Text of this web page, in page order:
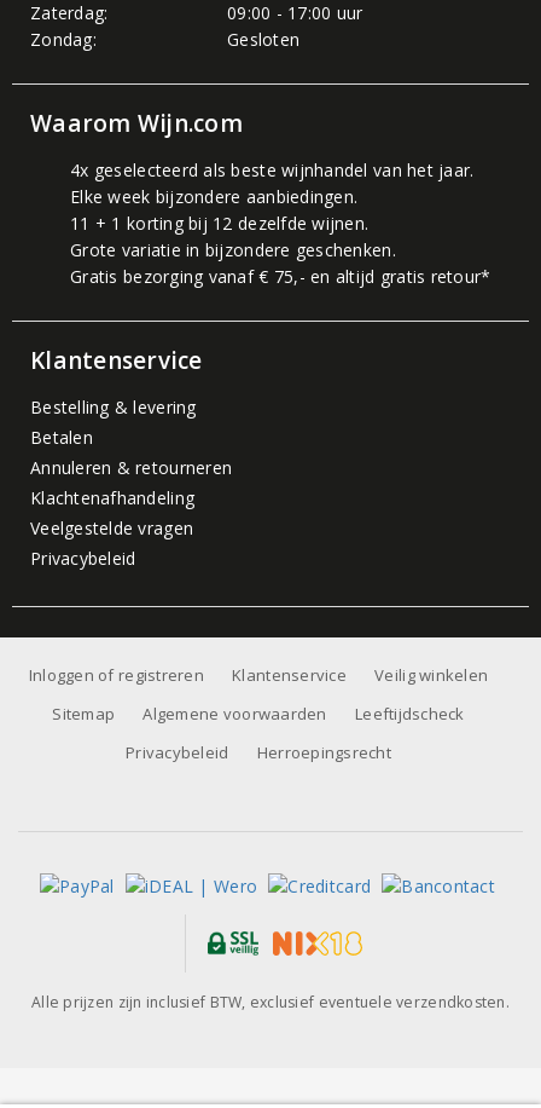
Zaterdag:
09:00 - 17:00 uur
Zondag:
Gesloten
Waarom Wijn.com
4x geselecteerd als beste wijnhandel van het jaar.
Elke week bijzondere aanbiedingen.
11 + 1 korting bij 12 dezelfde wijnen.
Grote variatie in bijzondere geschenken.
Gratis bezorging vanaf € 75,- en altijd gratis retour*
Klantenservice
Bestelling & levering
Betalen
Annuleren & retourneren
Klachtenafhandeling
Veelgestelde vragen
Privacybeleid
Inloggen of registreren Klantenservice
Veilig winkelen
Sitemap
Algemene voorwaarden
Leeftijdscheck
Privacybeleid
Herroepingsrecht
Alle prijzen zijn inclusief BTW, exclusief eventuele verzendkosten.